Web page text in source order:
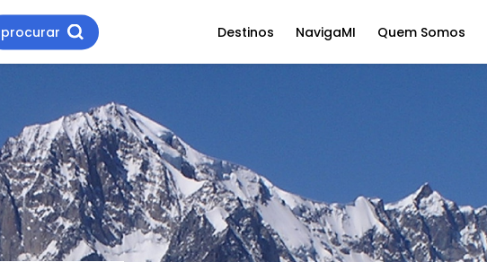
procurar Destinos NavigaMI Quem Somos